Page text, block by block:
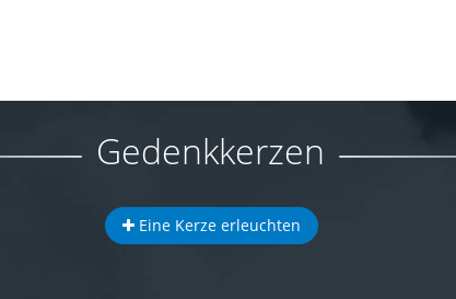
Gedenkkerzen
Eine Kerze erleuchten